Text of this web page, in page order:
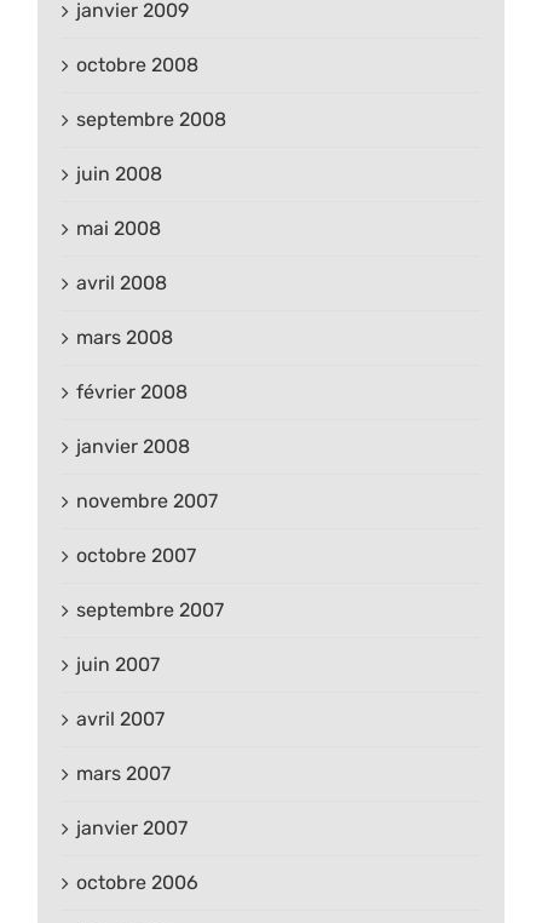
janvier 2009
octobre 2008
septembre 2008
juin 2008
mai 2008
avril 2008
mars 2008
février 2008
janvier 2008
novembre 2007
octobre 2007
septembre 2007
juin 2007
avril 2007
mars 2007
janvier 2007
octobre 2006